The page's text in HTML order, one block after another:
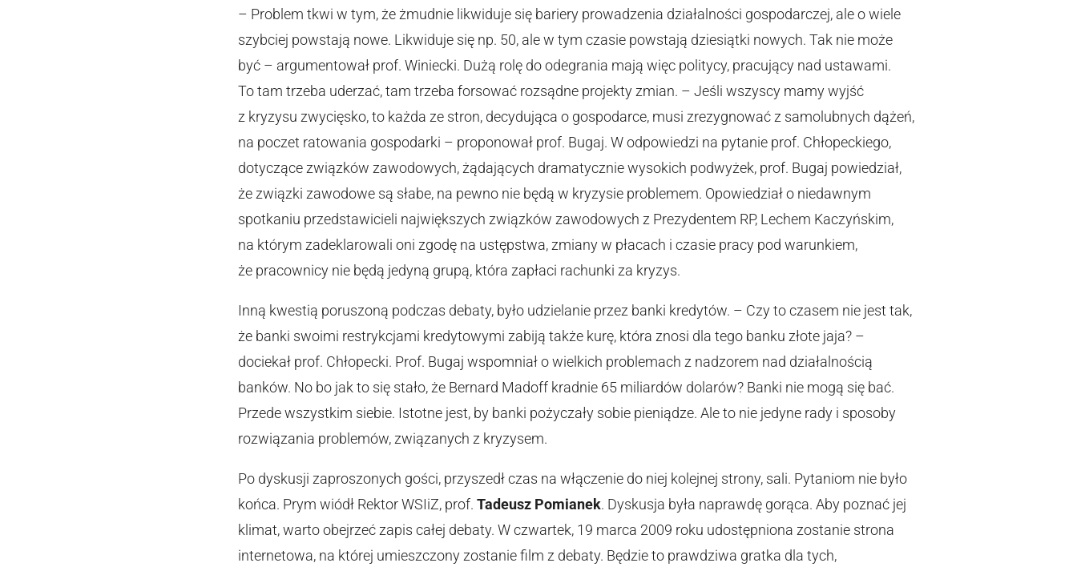
– Problem tkwi w tym, że żmudnie likwiduje się bariery prowadzenia działalności gospodarczej, ale o wiele
szybciej powstają nowe. Likwiduje się np. 50, ale w tym czasie powstają dziesiątki nowych. Tak nie może
być – argumentował prof. Winiecki. Dużą rolę do odegrania mają więc politycy, pracujący nad ustawami.
To tam trzeba uderzać, tam trzeba forsować rozsądne projekty zmian. – Jeśli wszyscy mamy wyjść
z kryzysu zwycięsko, to każda ze stron, decydująca o gospodarce, musi zrezygnować z samolubnych dążeń,
na poczet ratowania gospodarki – proponował prof. Bugaj. W odpowiedzi na pytanie prof. Chłopeckiego,
dotyczące związków zawodowych, żądających dramatycznie wysokich podwyżek, prof. Bugaj powiedział,
że związki zawodowe są słabe, na pewno nie będą w kryzysie problemem. Opowiedział o niedawnym
spotkaniu przedstawicieli największych związków zawodowych z Prezydentem RP, Lechem Kaczyńskim,
na którym zadeklarowali oni zgodę na ustępstwa, zmiany w płacach i czasie pracy pod warunkiem,
że pracownicy nie będą jedyną grupą, która zapłaci rachunki za kryzys.
Inną kwestią poruszoną podczas debaty, było udzielanie przez banki kredytów. – Czy to czasem nie jest tak,
że banki swoimi restrykcjami kredytowymi zabiją także kurę, która znosi dla tego banku złote jaja? –
dociekał prof. Chłopecki. Prof. Bugaj wspomniał o wielkich problemach z nadzorem nad działalnością
banków. No bo jak to się stało, że Bernard Madoff kradnie 65 miliardów dolarów? Banki nie mogą się bać.
Przede wszystkim siebie. Istotne jest, by banki pożyczały sobie pieniądze. Ale to nie jedyne rady i sposoby
rozwiązania problemów, związanych z kryzysem.
Po dyskusji zaproszonych gości, przyszedł czas na włączenie do niej kolejnej strony, sali. Pytaniom nie było
końca. Prym wiódł Rektor WSIiZ, prof. Tadeusz Pomianek. Dyskusja była naprawdę gorąca. Aby poznać jej
klimat, warto obejrzeć zapis całej debaty. W czwartek, 19 marca 2009 roku udostępniona zostanie strona
internetowa, na której umieszczony zostanie film z debaty. Będzie to prawdziwa gratka dla tych,